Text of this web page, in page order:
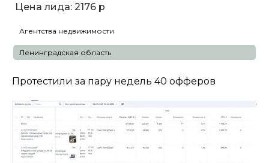
Цена лида: 2176 р
Агентства недвижимости
Ленинградская область
Протестили за пару недель 40 офферов